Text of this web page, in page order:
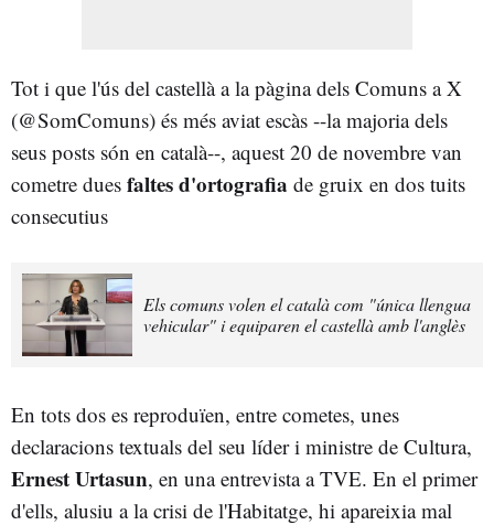
Tot i que l'ús del castellà a la pàgina dels Comuns a X
(@SomComuns) és més aviat escàs --la majoria dels
seus posts són en català--, aquest 20 de novembre van
cometre dues faltes d'ortografia de gruix en dos tuits
consecutius
Els comuns volen el català com "única llengua
vehicular" i equiparen el castellà amb l'anglès
En tots dos es reproduïen, entre cometes, unes
declaracions textuals del seu líder i ministre de Cultura,
Ernest Urtasun, en una entrevista a TVE. En el primer
d'ells, alusiu a la crisi de l'Habitatge, hi apareixia mal